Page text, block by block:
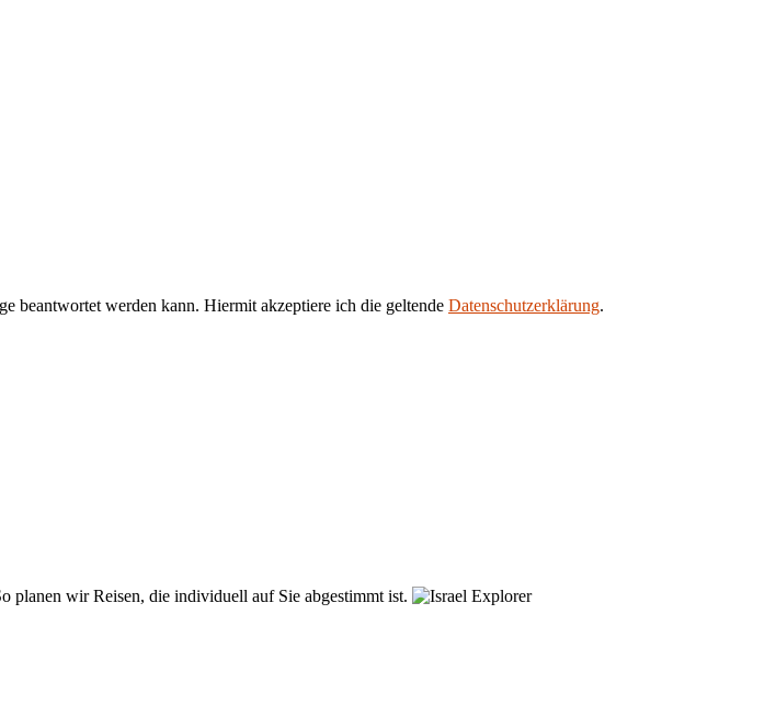
beantwortet werden kann. Hiermit akzeptiere ich die geltende Datenschutzerklärung.
planen wir Reisen, die individuell auf Sie abgestimmt ist.